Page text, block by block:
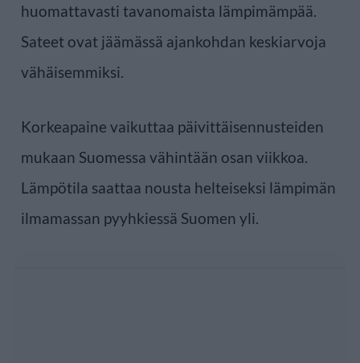
huomattavasti tavanomaista lämpimämpää.
Sateet ovat jäämässä ajankohdan keskiarvoja
vähäisemmiksi.
Korkeapaine vaikuttaa päivittäisennusteiden
mukaan Suomessa vähintään osan viikkoa.
Lämpötila saattaa nousta helteiseksi lämpimän
ilmamassan pyyhkiessä Suomen yli.